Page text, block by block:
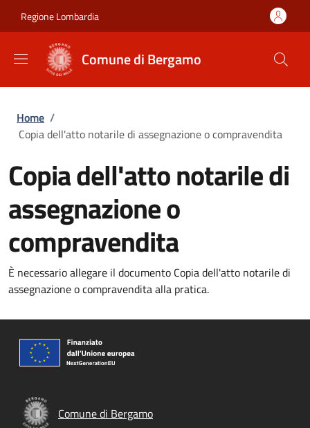
Regione Lombardia
Comune di Bergamo
Briciole di pane
Home /
Copia dell'atto notarile di assegnazione o compravendita
Copia dell'atto notarile di
assegnazione o
compravendita
È necessario allegare il documento Copia dell'atto notarile di
assegnazione o compravendita alla pratica.
Comune di Bergamo